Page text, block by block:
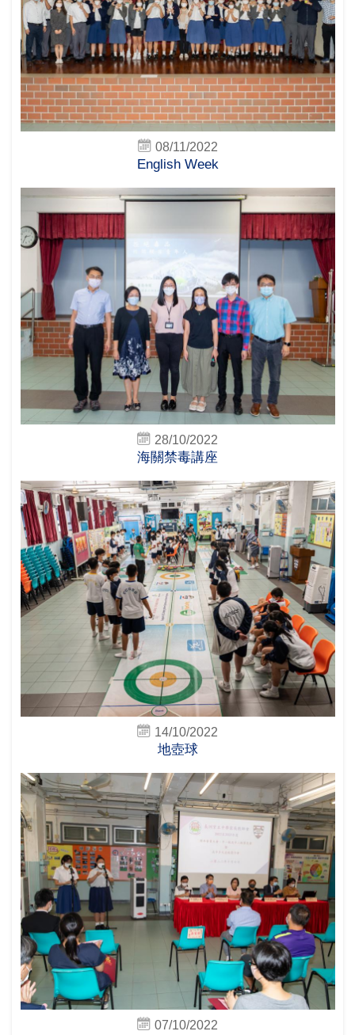
08/11/2022
English Week
28/10/2022
海關禁毒講座
14/10/2022
地壺球
07/10/2022